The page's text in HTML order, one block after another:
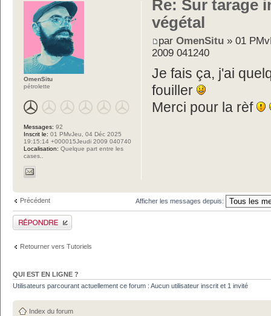
Re: Sur tarage
végétal
parOmenSitu » 01
2009 041240
Je fais ça, j'ai
fouiller
Merci pour la rèf
OmenSitu
pétrolette
Messages: 92
Inscrit le: 01 PMvJeu, 04 Déc 2025
19:15:14 +000015Jeudi 2009 040740
Localisation: Quelque part entre les
cases..
Précédent Afficher les messages depuis:
Publier une réponse
Retourner vers Tutoriels
QUI EST EN LIGNE ?
Utilisateurs parcourant actuellement ce forum : Aucun utilisateur inscrit et 1 invité
Index du forum